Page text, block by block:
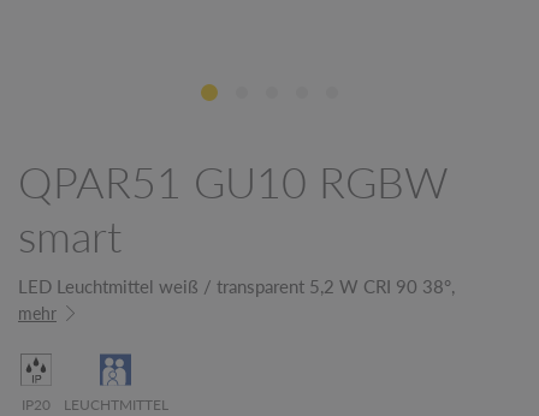
QPAR51 GU10 RGBW
smart
LED Leuchtmittel weiß / transparent 5,2 W CRI 90 38°,
mehr
IP20 LEUCHTMITTEL